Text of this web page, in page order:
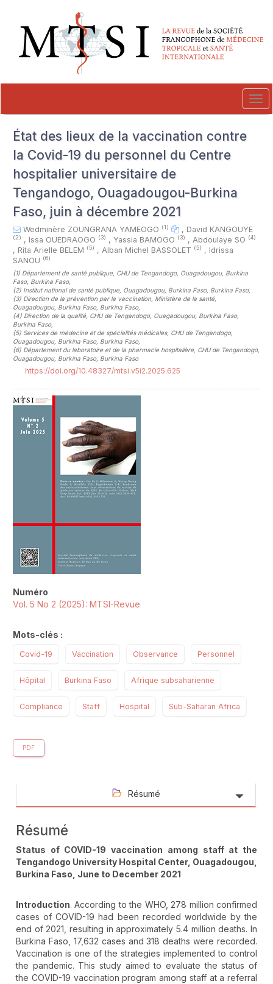
##plugins.themes.novelty.accessible_menu.main_navigation##
##plugins.themes.novelty.accessible_menu.main_content##
##plugins.themes.novelty.accessible_menu.sidebar##
État des lieux de la vaccination contre
la Covid-19 du personnel du Centre
hospitalier universitaire de
Tengandogo, Ouagadougou-Burkina
Faso, juin à décembre 2021
Wedminère ZOUNGRANA YAMEOGO (1) , David KANGOUYE
(2) , Issa OUEDRAOGO (3) , Yassia BAMOGO (3) , Abdoulaye SO (4)
, Rita Arielle BELEM (5) , Alban Michel BASSOLET (5) , Idrissa
SANOU (6)
(1) Département de santé publique, CHU de Tengandogo, Ouagadougou, Burkina
Faso, Burkina Faso,
(2) Institut national de santé publique, Ouagadougou, Burkina Faso, Burkina Faso,
(3) Direction de la prévention par la vaccination, Ministère de la santé,
Ouagadougou, Burkina Faso, Burkina Faso,
(4) Direction de la qualité, CHU de Tengandogo, Ouagadougou, Burkina Faso,
Burkina Faso,
(5) Services de médecine et de spécialités médicales, CHU de Tengandogo,
Ouagadougou, Burkina Faso, Burkina Faso,
(6) Département du laboratoire et de la pharmacie hospitalière, CHU de Tengandogo,
Ouagadougou, Burkina Faso, Burkina Faso
https://doi.org/10.48327/mtsi.v5i2.2025.625
Numéro
Vol. 5 No 2 (2025): MTSI-Revue
Mots-clés :
Covid-19 Vaccination Observance Personnel
Hôpital Burkina Faso Afrique subsaharienne
Compliance Staff Hospital Sub-Saharan Africa
PDF
Résumé
Résumé
Status of COVID-19 vaccination among staff at the
Tengandogo University Hospital Center, Ouagadougou,
Burkina Faso, June to December 2021
Introduction. According to the WHO, 278 million confirmed
cases of COVID-19 had been recorded worldwide by the
end of 2021, resulting in approximately 5.4 million deaths. In
Burkina Faso, 17,632 cases and 318 deaths were recorded.
Vaccination is one of the strategies implemented to control
the pandemic. This study aimed to evaluate the status of
the COVID-19 vaccination program among staff at a referral